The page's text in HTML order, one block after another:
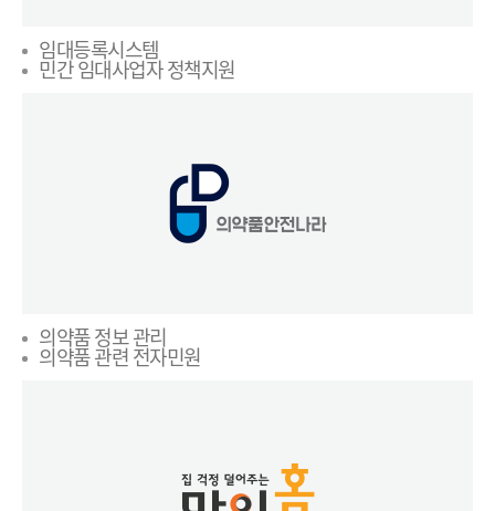
임대등록시스템
민간 임대사업자 정책지원
의약품 정보 관리
의약품 관련 전자민원